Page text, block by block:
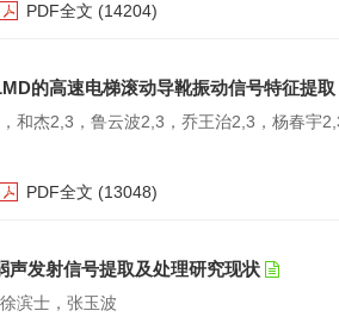
PDF全文 (14204)
的高速电梯滚动导靴振动信号特征提取
和杰2,3，鲁云波2,3，乔王治2,3，杨春宇
PDF全文 (13048)
声发射信号提取及处理研究现状
滨士，张玉波